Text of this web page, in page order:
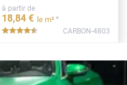
à partir de
18,84 € le m²*
***** CARBON-4803